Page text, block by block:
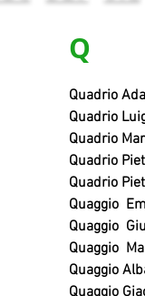
Q
Quadrio
Quadrio
Quadrio
Quadrio
Quadrio
Quaggio
Quaggio
Quaggio
Quaggio
Quaggio